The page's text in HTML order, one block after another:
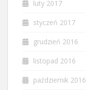
luty 2017
styczeń 2017
grudzień 2016
listopad 2016
październik 2016